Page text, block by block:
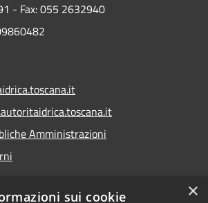
- Fax:055 2632940
Amministrazioni
×
sui cookie